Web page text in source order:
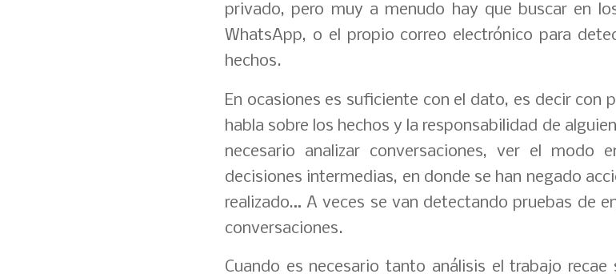
privado, pero muy a menudo hay que buscar en
WhatsApp, o el propio correo electrónico para
hechos.
En ocasiones es suficiente con el dato, es decir con
habla sobre los hechos y la responsabilidad de
necesario analizar conversaciones, ver el modo
decisiones intermedias, en donde se han negado
realizado… A veces se van detectando pruebas de
conversaciones.
Cuando es necesario tanto análisis el trabajo